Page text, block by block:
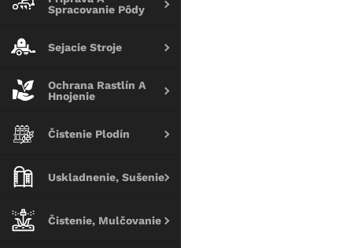
Spracovanie Pôdy
Sejacie Stroje
Ochrana Rastlín A
Hnojenie
Čistenie Plodín
Uskladnenie, Sušenie
Čistenie, Mulčovanie